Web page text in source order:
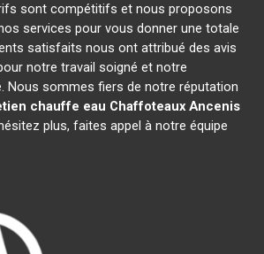
sont compétitifs et nous proposons
services pour vous donner une totale
satisfaits nous ont attribué des avis
notre travail soigné et notre
Nous sommes fiers de notre réputation
chauffe eau Chaffoteaux Ancenis
plus, faites appel à notre équipe